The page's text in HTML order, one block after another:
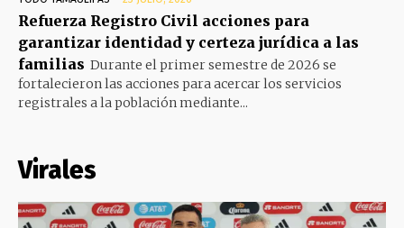
Refuerza Registro Civil acciones para
garantizar identidad y certeza jurídica a las
familias Durante el primer semestre de 2026 se
fortalecieron las acciones para acercar los servicios
registrales a la población mediante...
Virales